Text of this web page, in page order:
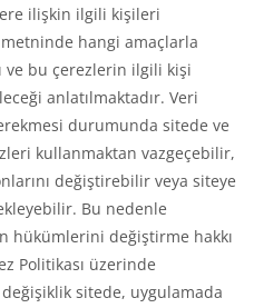
ilişkin ilgili kişileri
metninde hangi amaçlarla
ve bu çerezlerin ilgili kişi
anlatılmaktadır. Veri
durumunda sitede ve
kullanmaktan vazgeçebilir,
değiştirebilir veya siteye
Bu nedenle
hükümlerini değiştirme hakkı
Politikası üzerinde
sitede, uygulamada